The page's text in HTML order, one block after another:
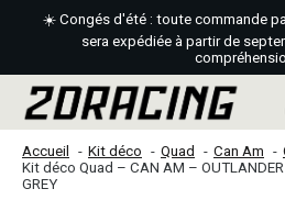
☀️ Congés d'été : toute commande
sera expédiée à partir de
Accueil Kit déco Quad Can Am
Kit déco Quad – CAN AM –
GREY